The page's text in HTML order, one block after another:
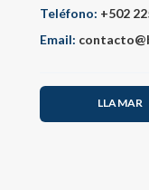
Teléfono: +502
Email:
LLAMAR